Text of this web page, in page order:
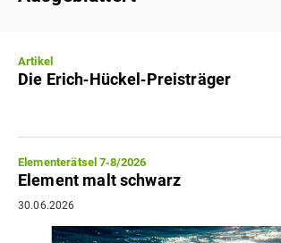
Artikel
Die Erich‐Hückel‐Preisträger
Elementerätsel 7‐8/2026
Element malt schwarz
30.06.2026